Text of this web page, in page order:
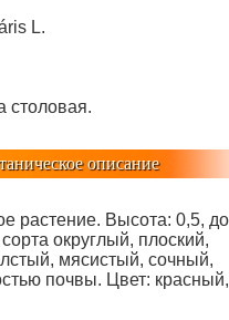
L.
столовая.
описание
растение. Высота: 0,5, до
округлый, плоский,
мясистый, сочный,
почвы. Цвет: красный,